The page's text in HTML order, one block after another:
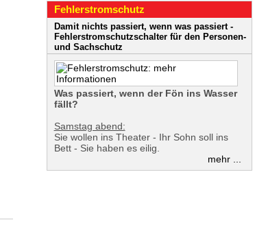
Fehler­strom­schutz
Damit nichts passiert, wenn was passiert -
Fehler­strom­schutz­schalter für den Personen-
und Sachschutz
Was passiert, wenn der Fön ins Wasser
fällt?
Samstag abend:
Sie wollen ins Theater - Ihr Sohn soll ins
Bett - Sie haben es eilig.
mehr ...